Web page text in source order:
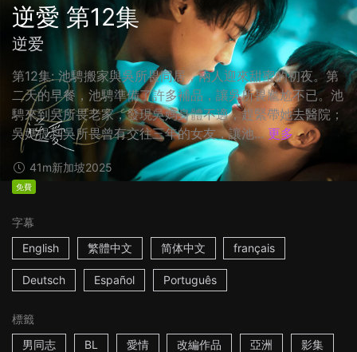
逆愛 第12集
逆爱
第12集: 池騁搬家與吳所畏同居，兩人迎來甜蜜的初夜。第
二天的早餐，池騁準備了許多補品，讓吳所畏尷尬不已。池
騁來到吳所畏老家，發現吳媽身體不適，趕緊帶她去醫院；
吳媽提到吳所畏曾有交往三年的女友，讓池... 更多
41m新加坡2025
免費
字幕
English
繁體中文 简体中文 français
Deutsch Español Português
標籤
男同志
BL 愛情 改編作品 亞洲 影集